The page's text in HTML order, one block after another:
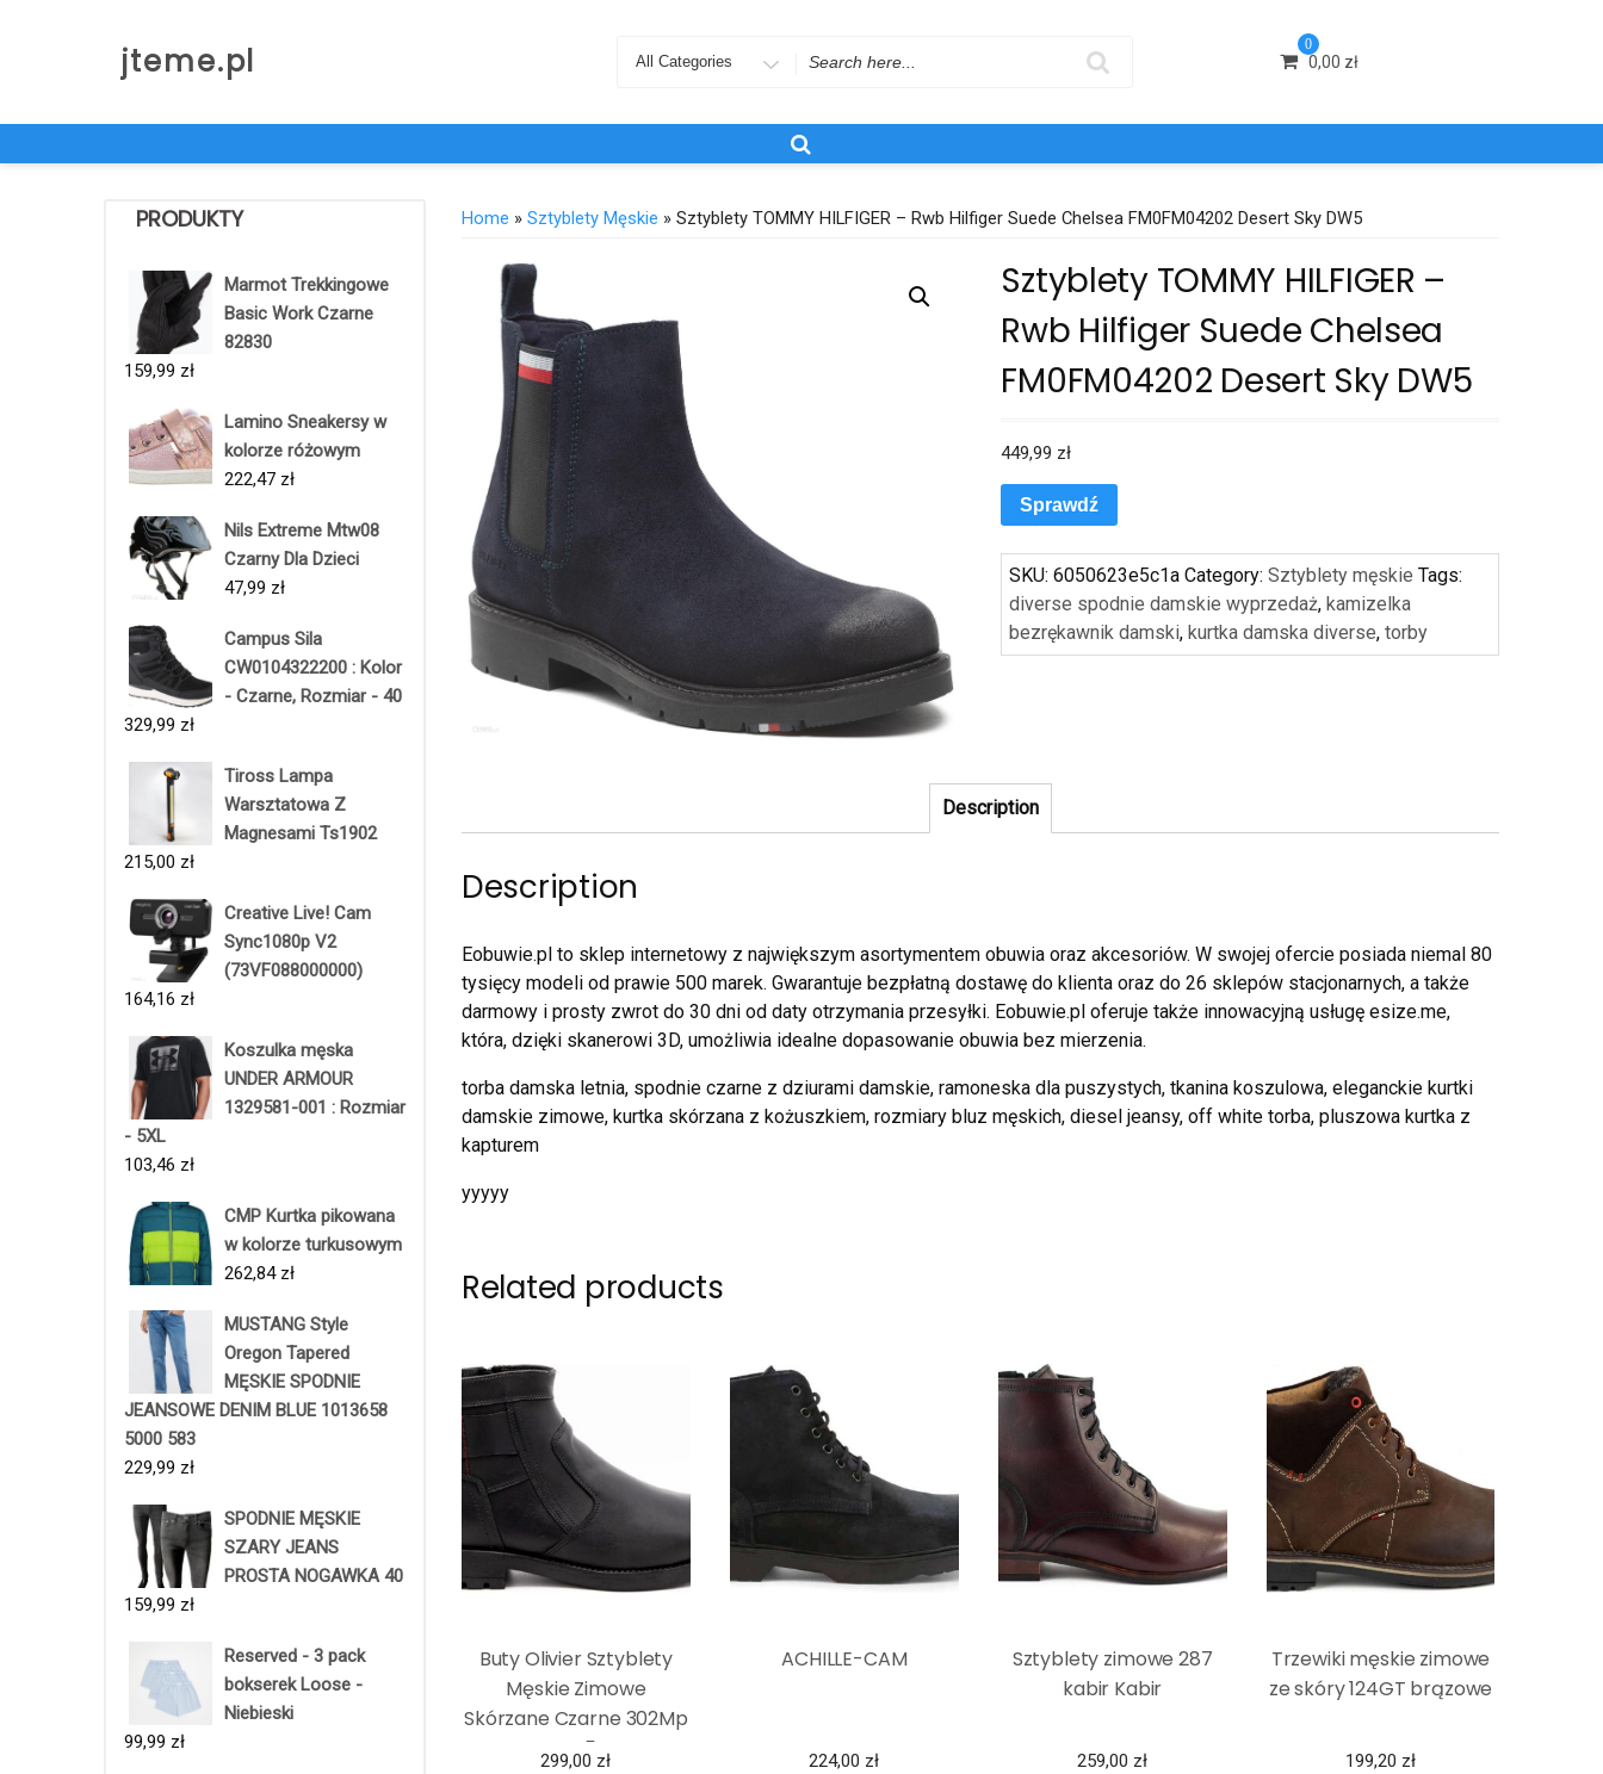
jteme.pl
Search
0
0,00 zł
PRODUKTY
Marmot Trekkingowe
Basic Work Czarne
82830
159,99 zł
Lamino Sneakersy w
kolorze różowym
222,47 zł
Nils Extreme Mtw08
Czarny Dla Dzieci
47,99 zł
Campus Sila
CW0104322200 : Kolor
- Czarne, Rozmiar - 40
329,99 zł
Tiross Lampa
Warsztatowa Z
Magnesami Ts1902
215,00 zł
Creative Live! Cam
Sync1080p V2
(73VF088000000)
164,16 zł
Koszulka męska
UNDER ARMOUR
1329581-001 : Rozmiar
- 5XL
103,46 zł
CMP Kurtka pikowana
w kolorze turkusowym
262,84 zł
MUSTANG Style
Oregon Tapered
MĘSKIE SPODNIE
JEANSOWE DENIM BLUE 1013658
5000 583
229,99 zł
SPODNIE MĘSKIE
SZARY JEANS
PROSTA NOGAWKA 40
159,99 zł
Reserved - 3 pack
bokserek Loose -
Niebieski
99,99 zł
Home » Sztyblety Męskie » Sztyblety TOMMY HILFIGER – Rwb Hilfiger Suede Chelsea FM0FM04202 Desert Sky DW5
Sztyblety TOMMY HILFIGER –
Rwb Hilfiger Suede Chelsea
FM0FM04202 Desert Sky DW5
449,99 zł
Sprawdź
SKU:6050623e5c1a Category:Sztyblety męskie Tags:
diverse spodnie damskie wyprzedaż,kamizelka
bezrękawnik damski,kurtka damska diverse,torby
Description
Description
Eobuwie.pl to sklep internetowy z największym asortymentem obuwia oraz akcesoriów. W swojej ofercie posiada niemal 80
tysięcy modeli od prawie 500 marek. Gwarantuje bezpłatną dostawę do klienta oraz do 26 sklepów stacjonarnych, a także
darmowy i prosty zwrot do 30 dni od daty otrzymania przesyłki. Eobuwie.pl oferuje także innowacyjną usługę esize.me,
która, dzięki skanerowi 3D, umożliwia idealne dopasowanie obuwia bez mierzenia.
torba damska letnia, spodnie czarne z dziurami damskie, ramoneska dla puszystych, tkanina koszulowa, eleganckie kurtki
damskie zimowe, kurtka skórzana z kożuszkiem, rozmiary bluz męskich, diesel jeansy, off white torba, pluszowa kurtka z
kapturem
yyyyy
Related products
Buty Olivier Sztyblety
Męskie Zimowe
Skórzane Czarne 302Mp
– 45
299,00 zł
ACHILLE-CAM
224,00 zł
Sztyblety zimowe 287
kabir Kabir
259,00 zł
Trzewiki męskie zimowe
ze skóry 124GT brązowe
199,20 zł